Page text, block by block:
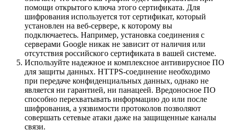
помощи открытого ключа этого сертификата. Для
шифрования используется тот сертификат, который
установлен на веб-сервере, к которому вы
подключаетесь. Например, установка соединения с
серверами Google никак не зависит от наличия или
отсутствия российского сертификата в вашей системе.
Используйте надежное и комплексное антивирусное ПО
для защиты данных. HTTPS-соединение необходимо
при передаче конфиденциальных данных, однако не
является ни гарантией, ни панацеей. Вредоносное ПО
способно перехватывать информацию до или после
шифрования, а уязвимости протоколов позволяют
совершать сетевые атаки даже на защищенные каналы
связи.